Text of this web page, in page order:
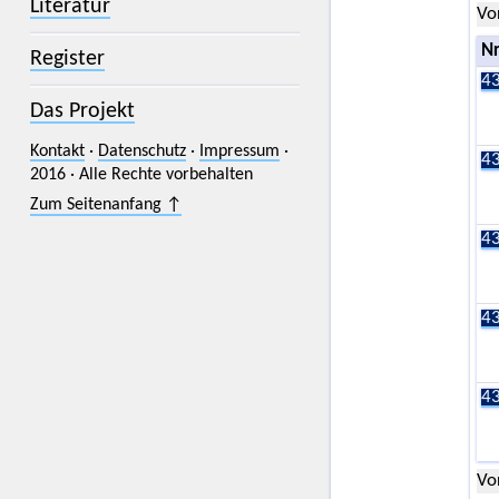
Literatur
Register
Das Projekt
Kontakt· Datenschutz· Impressum ·
2016 · Alle Rechte vorbehalten
Zum Seitenanfang ↑